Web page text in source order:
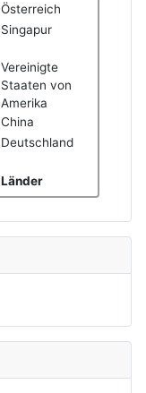
Österreich
Singapur
Vereinigte
Staaten von
Amerika
China
Deutschland
Länder